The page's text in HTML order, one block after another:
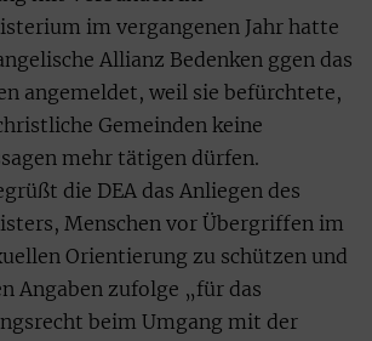
im vergangenen Jahr hatte
Allianz Bedenken ggen das
angemeldet, weil sie befürchtete,
Gemeinden keine
mehr tätigen dürfen.
die DEA das Anliegen des
Menschen vor Übergriffen im
Orientierung zu schützen und
Angaben zufolge „für das
beim Umgang mit der